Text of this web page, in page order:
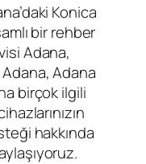
Konica
bir rehber
Adana,
Adana
birçok ilgili
hakkında